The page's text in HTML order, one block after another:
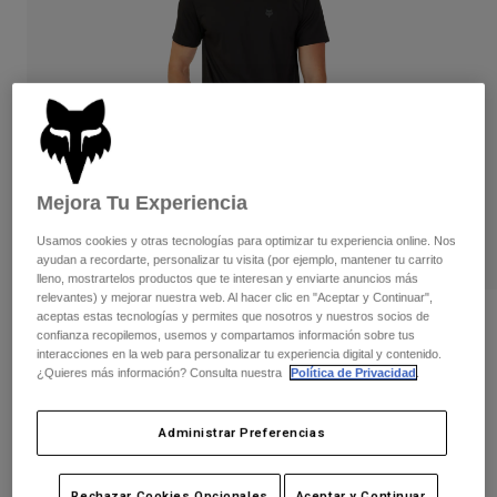
Pantalones largos
Pantalones cortos
Chaquetas y chalecos
Guantes
Protecciones
Gafas de protección
Calcetines
Accesorios
Recambios
Guantes
Chaquetas
Gafas de protección
Calcetines
Mochilas y accesorios
Mujer
Camisetas y tops
Sudaderas
Chaquetas
Pantalones
Camisas
Ver todo
Niños
Gafas de Protección
Ver todo
Moto
Cascos
Camisetas
Pantalones
Botas
Gafas de Protección
Opiniones
Camiseta técnica Forums
N.º de artículo30723
Mejora Tu Experiencia
Usamos cookies y otras tecnologías para optimizar tu experiencia online. Nos
ayudan a recordarte, personalizar tu visita (por ejemplo, mantener tu carrito
lleno, mostrartelos productos que te interesan y enviarte anuncios más
relevantes) y mejorar nuestra web. Al hacer clic en "Aceptar y Continuar",
aceptas estas tecnologías y permites que nosotros y nuestros socios de
confianza recopilemos, usemos y compartamos información sobre tus
interacciones en la web para personalizar tu experiencia digital y contenido.
¿Quieres más información? Consulta nuestra
Política de Privacidad
Administrar Preferencias